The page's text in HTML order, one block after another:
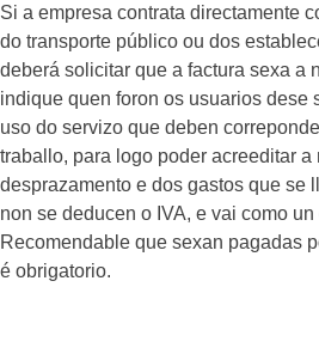
Si a empresa contrata directamente
do transporte público ou dos
deberá solicitar que a factura sexa a
indique quen foron os usuarios dese
uso do servizo que deben
traballo, para logo poder acreeditar
desprazamento e dos gastos que se
non se deducen o IVA, e vai como un
Recomendable que sexan pagadas
é obrigatorio.